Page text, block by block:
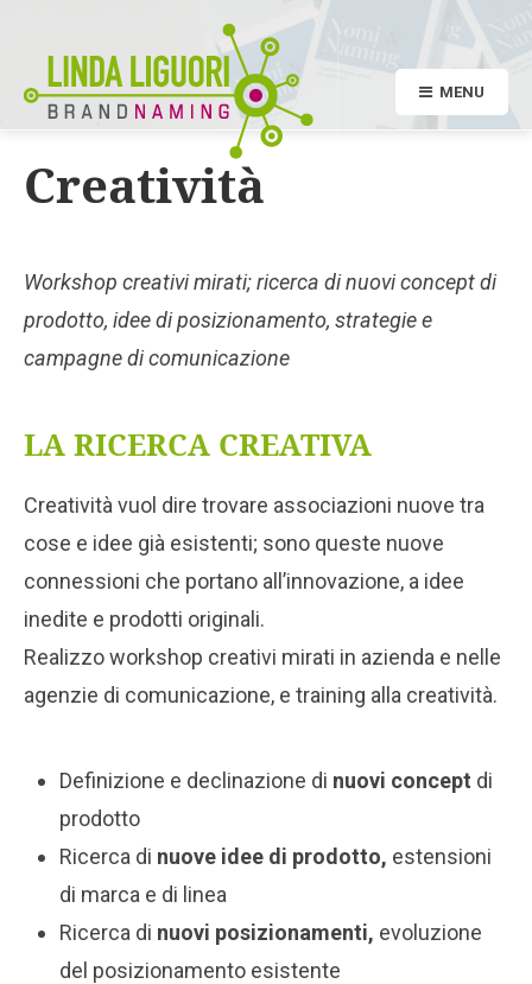
MENU
Creatività
Workshop creativi mirati; ricerca di nuovi concept di
prodotto, idee di posizionamento, strategie e
campagne di comunicazione
LA RICERCA CREATIVA
Creatività vuol dire trovare associazioni nuove tra
cose e idee già esistenti; sono queste nuove
connessioni che portano all’innovazione, a idee
inedite e prodotti originali.
Realizzo workshop creativi mirati in azienda e nelle
agenzie di comunicazione, e training alla creatività.
Definizione e declinazione di nuovi concept di
prodotto
Ricerca di nuove idee di prodotto, estensioni
di marca e di linea
Ricerca di nuovi posizionamenti, evoluzione
del posizionamento esistente